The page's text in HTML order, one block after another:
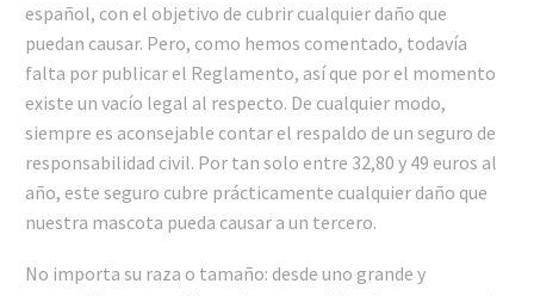
español, con el objetivo de cubrir cualquier daño que
puedan causar. Pero, como hemos comentado, todavía
falta por publicar el Reglamento, así que por el momento
existe un vacío legal al respecto. De cualquier modo,
siempre es aconsejable contar el respaldo de un seguro de
responsabilidad civil. Por tan solo entre 32,80 y 49 euros al
año, este seguro cubre prácticamente cualquier daño que
nuestra mascota pueda causar a un tercero.
No importa su raza o tamaño: desde uno grande y